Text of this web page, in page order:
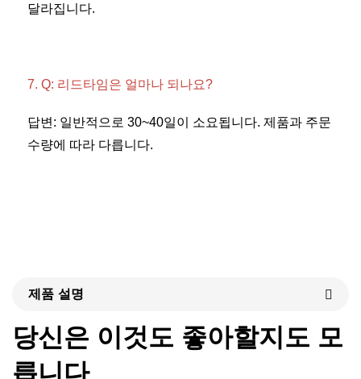
달라집니다.
7. Q: 리드타임은 얼마나 되나요?
답변: 일반적으로 30~40일이 소요됩니다. 제품과 주문
수량에 따라 다릅니다.
제품 설명
당신은 이것도 좋아할지도 모
릅니다